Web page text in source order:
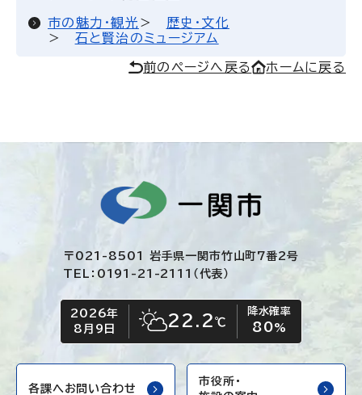
市の魅力・観光
歴史・文化
石と賢治のミュージアム
前のページへ戻る ホームに戻る
〒021-8501 岩手県一関市竹山町7番2号
TEL：0191-21-2111（代表）
今日の日付
2026年
8月9日
今日の天気
晴れ時々くもり
22.2℃
降水確率
80%
各課へお問い合わせ
市役所・